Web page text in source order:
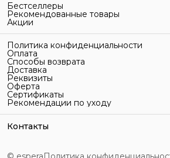
Бестселлеры
Рекомендованные товары
Акции
Политика конфиденциальности
Оплата
Способы возврата
Доставка
Реквизиты
Оферта
Сертификаты
Рекомендации по уходу
Контакты